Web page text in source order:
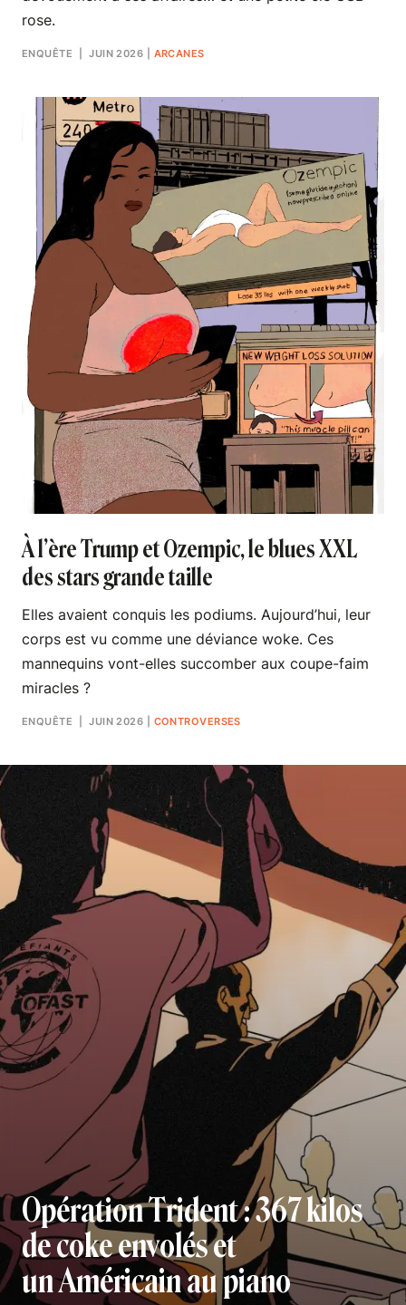
rose.
ENQUÊTE | JUIN 2026 ARCANES
À l’ère Trump et Ozempic, le blues XXL
des stars grande taille
Elles avaient conquis les podiums. Aujourd’hui, leur
corps est vu comme une déviance woke. Ces
mannequins vont-elles succomber aux coupe-faim
miracles ?
ENQUÊTE | JUIN 2026 CONTROVERSES
Opération Trident : 367 kilos
de coke envolés et
un Américain au piano